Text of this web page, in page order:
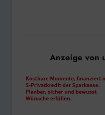
Anzeige von